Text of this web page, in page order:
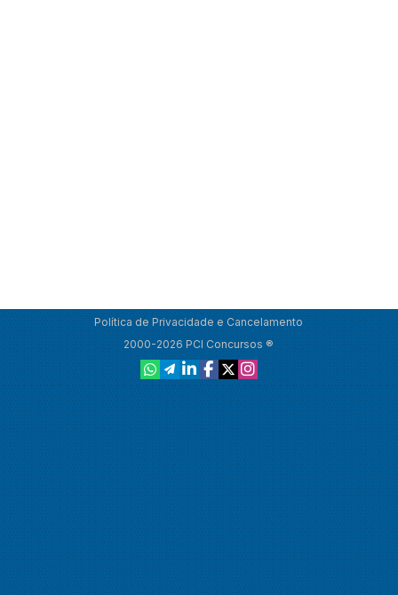
Política de Privacidade e Cancelamento
2000-2026 PCI Concursos ®